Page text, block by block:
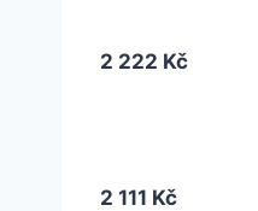
2 222 Kč
2 111 Kč